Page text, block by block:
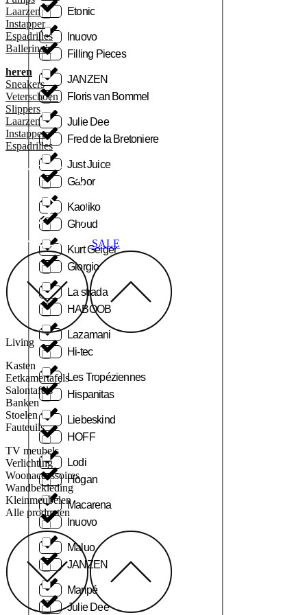
Inuovo
JANZEN
Julie Dee
Just Juice
Kaotiko
Kurt Geiger
La strada
Lazamani
Les Tropéziennes
Liebeskind
Lodi
Macarena
Maluo
Maripé
Etonic
Filling Pieces
Floris van Bommel
Fred de la Bretoniere
Gabor
Ghoud
Giorgio
HABOOB
Hi-tec
Hispanitas
HOFF
Hogan
Inuovo
JANZEN
Julie Dee
Laarzen
Instapper
Espadrilles
Ballerina’s
heren
Sneakers
Veterschoen
Slippers
Laarzen
Instapper
Espadrilles
SALE
Living
Kasten
Eetkamertafels
Salontafels
Banken
Stoelen
Fauteuils
TV meubels
Verlichting
Woonaccessoires
Wandbekleding
Kleinmeubelen
Alle producten